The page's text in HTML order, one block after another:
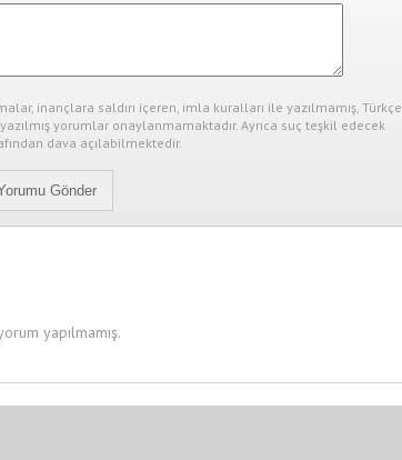
inançlara saldırı içeren, imla kuralları ile yazılmamış, Türkçe
yorumlar onaylanmamaktadır. Ayrıca suç teşkil edecek
dava açılabilmektedir.
yapılmamış.